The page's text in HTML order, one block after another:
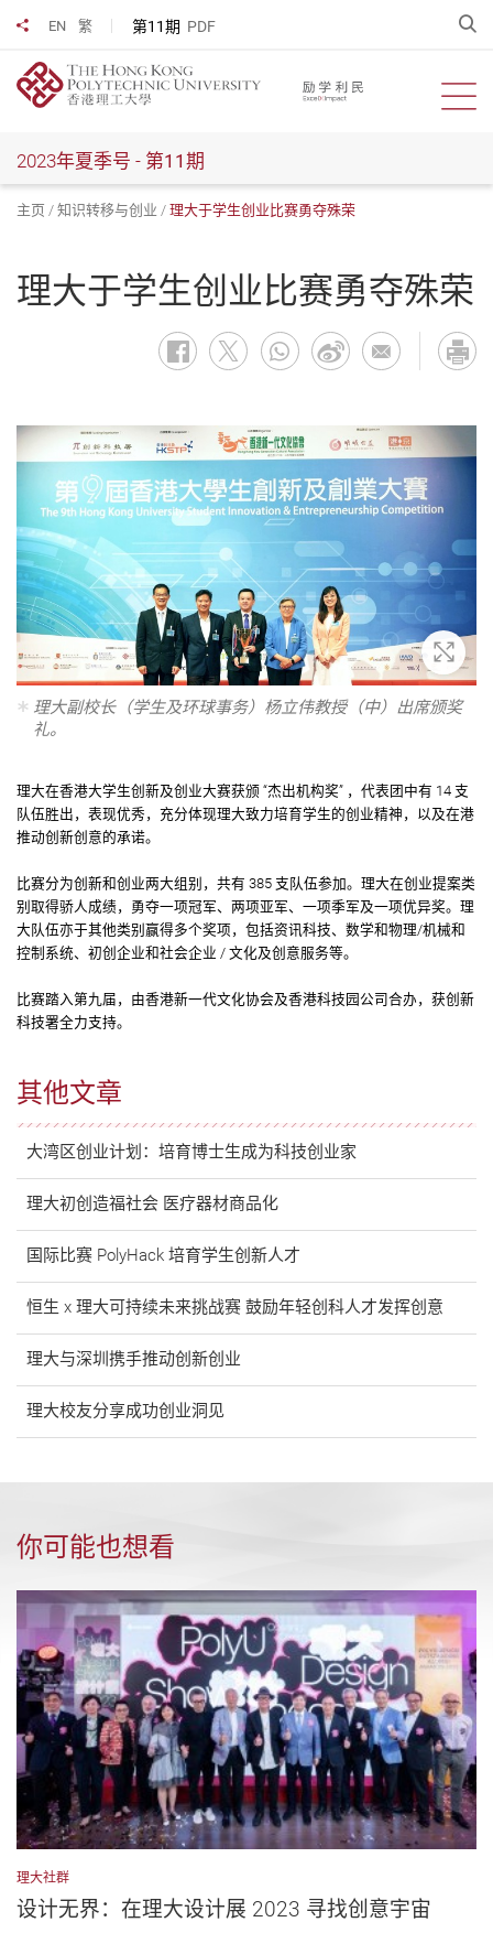
EN 繁 第11期 PDF
分享到
开
2023年夏季号 - 第11期
主页 知识转移与创业 理大于学生创业比赛勇夺殊荣
理大于学生创业比赛勇夺殊荣
其他文章
大湾区创业计划：培育博士生成为科技创业家
理大初创造福社会 医疗器材商品化
国际比赛 PolyHack 培育学生创新人才
恒生 x 理大可持续未来挑战赛 鼓励年轻创科人才发挥创意
理大与深圳携手推动创新创业
理大校友分享成功创业洞见
放大
理大副校长（学生及环球事务）杨立伟教授（中）出席颁奖
礼。
理大在香港大学生创新及创业大赛获颁 “杰出机构奖” ，代表团中有 14 支
队伍胜出，表现优秀，充分体现理大致力培育学生的创业精神，以及在港
推动创新创意的承诺。
比赛分为创新和创业两大组别，共有 385 支队伍参加。理大在创业提案类
别取得骄人成绩，勇夺一项冠军、两项亚军、一项季军及一项优异奖。理
大队伍亦于其他类别赢得多个奖项，包括资讯科技、数学和物理/机械和
控制系统、初创企业和社会企业 / 文化及创意服务等。
比赛踏入第九届，由香港新一代文化协会及香港科技园公司合办，获创新
科技署全力支持。
你可能也想看
理大社群
设计无界：在理大设计展 2023 寻找创意宇宙